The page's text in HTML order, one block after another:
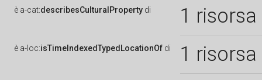
è a-cat:describesCulturalProperty di 1 risorsa
è a-loc:isTimeIndexedTypedLocationOf di 1 risorsa